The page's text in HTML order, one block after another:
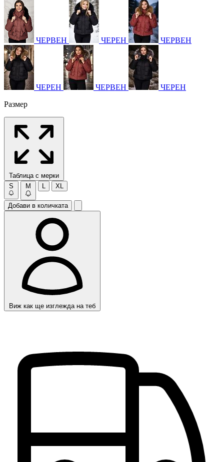
ЧЕРВЕН ЧЕРЕН ЧЕРВЕН
ЧЕРЕН ЧЕРВЕН
ЧЕРЕН
Размер
Таблица с мерки
S
M L XL
Добави в количката
Виж как ще изглежда на теб